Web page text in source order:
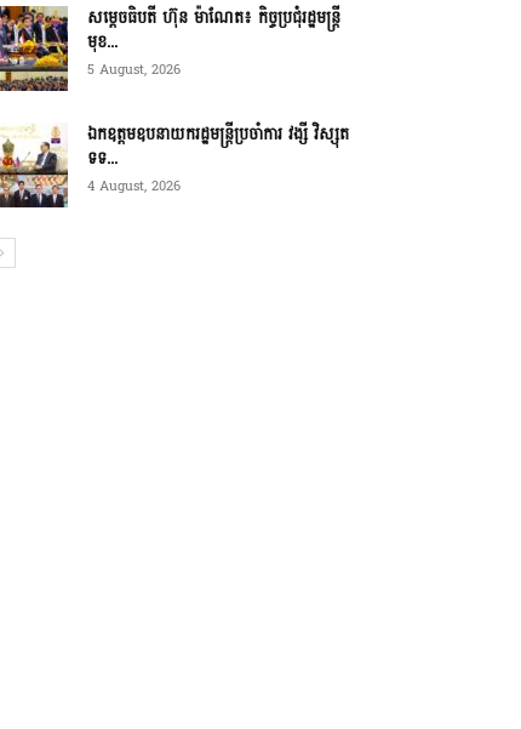
សម្ដេចធិបតី ហ៊ុន ម៉ាណែត៖ កិច្ចប្រជុំរដ្ឋមន្ត្រី
មុខ...
5 August, 2026
ឯកឧត្តមឧបនាយករដ្ឋមន្ត្រីប្រចាំការ វង្សី វិស្សុត
ទទ...
4 August, 2026